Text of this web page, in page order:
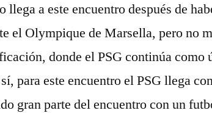
a este encuentro después de
el Olympique de Marsella, pero no
donde el PSG continúa como
para este encuentro el PSG llega
gran parte del encuentro con un